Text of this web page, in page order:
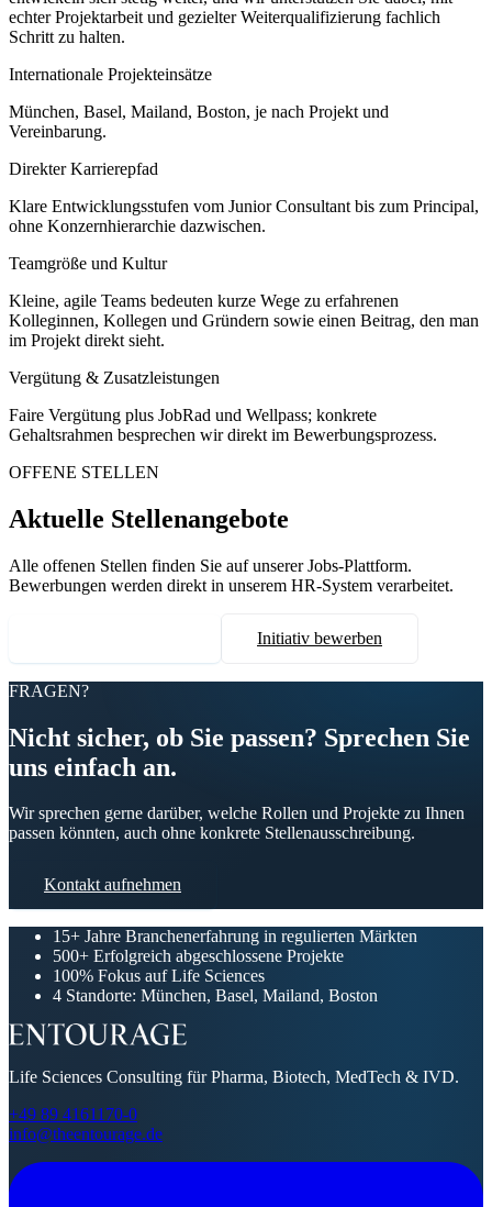
echter Projektarbeit und gezielter Weiterqualifizierung fachlich
Schritt zu halten.
Internationale Projekteinsätze
München, Basel, Mailand, Boston, je nach Projekt und
Vereinbarung.
Direkter Karrierepfad
Klare Entwicklungsstufen vom Junior Consultant bis zum Principal,
ohne Konzernhierarchie dazwischen.
Teamgröße und Kultur
Kleine, agile Teams bedeuten kurze Wege zu erfahrenen
Kolleginnen, Kollegen und Gründern sowie einen Beitrag, den man
im Projekt direkt sieht.
Vergütung & Zusatzleistungen
Faire Vergütung plus JobRad und Wellpass; konkrete
Gehaltsrahmen besprechen wir direkt im Bewerbungsprozess.
OFFENE STELLEN
Aktuelle Stellenangebote
Alle offenen Stellen finden Sie auf unserer Jobs-Plattform.
Bewerbungen werden direkt in unserem HR-System verarbeitet.
Initiativ bewerben
FRAGEN?
Nicht sicher, ob Sie passen? Sprechen Sie
uns einfach an.
Wir sprechen gerne darüber, welche Rollen und Projekte zu Ihnen
passen könnten, auch ohne konkrete Stellenausschreibung.
Kontakt aufnehmen
15+ Jahre Branchenerfahrung in regulierten Märkten
500+ Erfolgreich abgeschlossene Projekte
100% Fokus auf Life Sciences
4 Standorte: München, Basel, Mailand, Boston
Life Sciences Consulting für Pharma, Biotech, MedTech & IVD.
+49 89 4161170-0
info@theentourage.de